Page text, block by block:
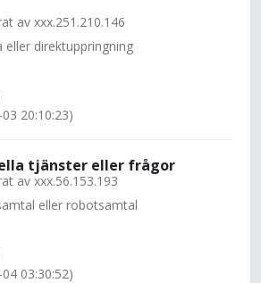
av xxx.251.210.146
eller direktuppringning
20:10:23)
tjänster eller frågor
av xxx.56.153.193
eller robotsamtal
03:30:52)